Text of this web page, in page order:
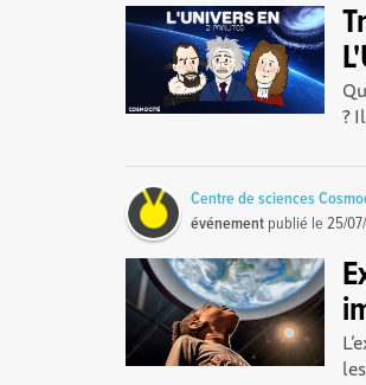
?
Centre de sciences
événement publié le25/